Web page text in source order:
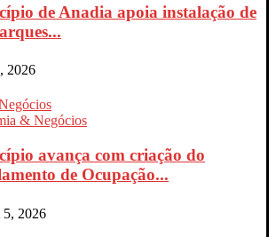
de Anadia apoia instalação de
2026
& Negócios
avança com criação do
de Ocupação...
5, 2026